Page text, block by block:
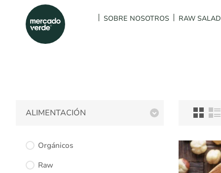
SOBRE NOSOTROS RAW
ALIMENTACIÓN
Orgánicos
Raw